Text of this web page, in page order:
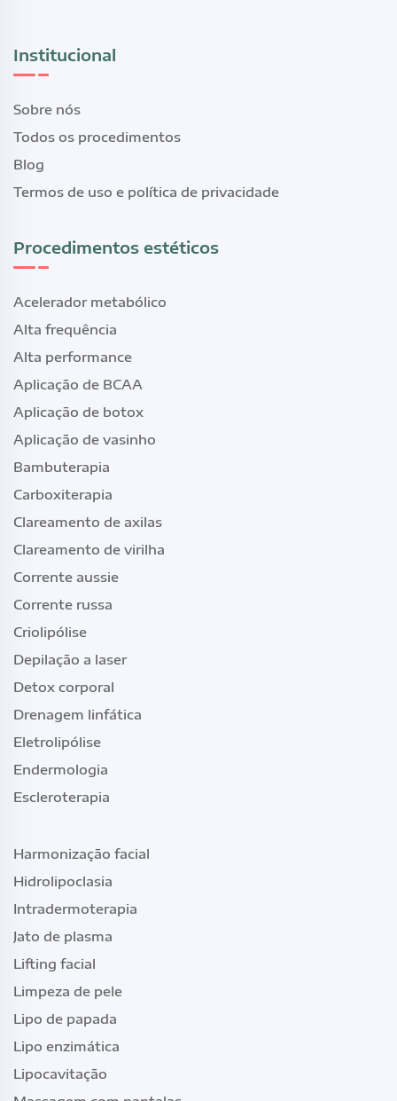
Institucional
Sobre nós
Todos os procedimentos
Blog
Termos de uso e política de privacidade
Procedimentos estéticos
Acelerador metabólico
Alta frequência
Alta performance
Aplicação de BCAA
Aplicação de botox
Aplicação de vasinho
Bambuterapia
Carboxiterapia
Clareamento de axilas
Clareamento de virilha
Corrente aussie
Corrente russa
Criolipólise
Depilação a laser
Detox corporal
Drenagem linfática
Eletrolipólise
Endermologia
Escleroterapia
Harmonização facial
Hidrolipoclasia
Intradermoterapia
Jato de plasma
Lifting facial
Limpeza de pele
Lipo de papada
Lipo enzimática
Lipocavitação